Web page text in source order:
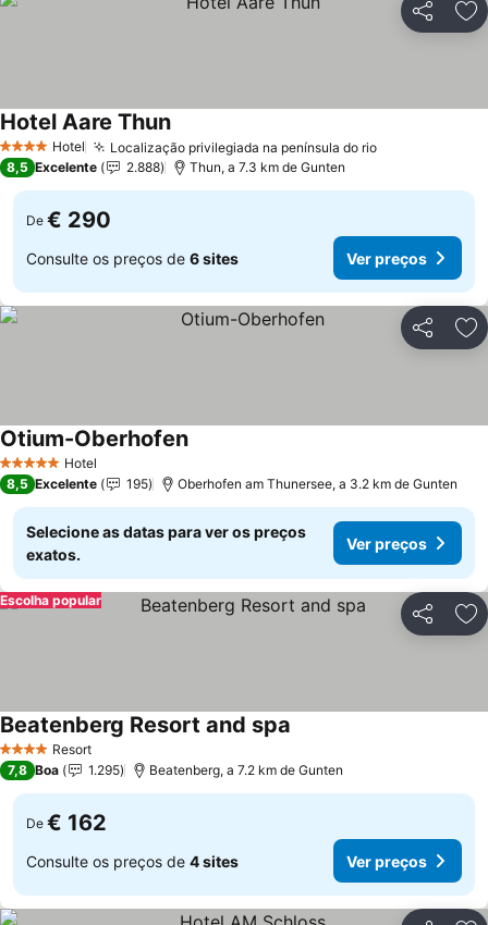
Partilhar
4 EstrelasHotel Localização privilegiada na península do rio
Hotel Aare Thun
8,5 Excelente 2.888 Thun, a 7.3 km de Gunten
De € 290
Consulte os preços de 6 sites Ver preços
Partilhar
5 Estrelas Hotel
Otium-Oberhofen
8,5 Excelente 195 Oberhofen am Thunersee, a 3.2 km de Gunten
Selecione as datas para ver os preços
exatos.
Ver preços
Partilhar
Escolha popular
4 EstrelasResort
Beatenberg Resort and spa
7,8 Boa 1.295 Beatenberg, a 7.2 km de Gunten
De € 162
Consulte os preços de 4 sites Ver preços